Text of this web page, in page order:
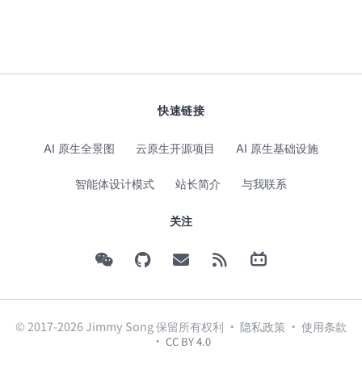
快速链接
AI 原生全景图 云原生开源项目 AI 原生基础设施
智能体设计模式 站长简介 与我联系
关注
© 2017-2026 Jimmy Song 保留所有权利 · 隐私政策 · 使用条款
· CC BY 4.0